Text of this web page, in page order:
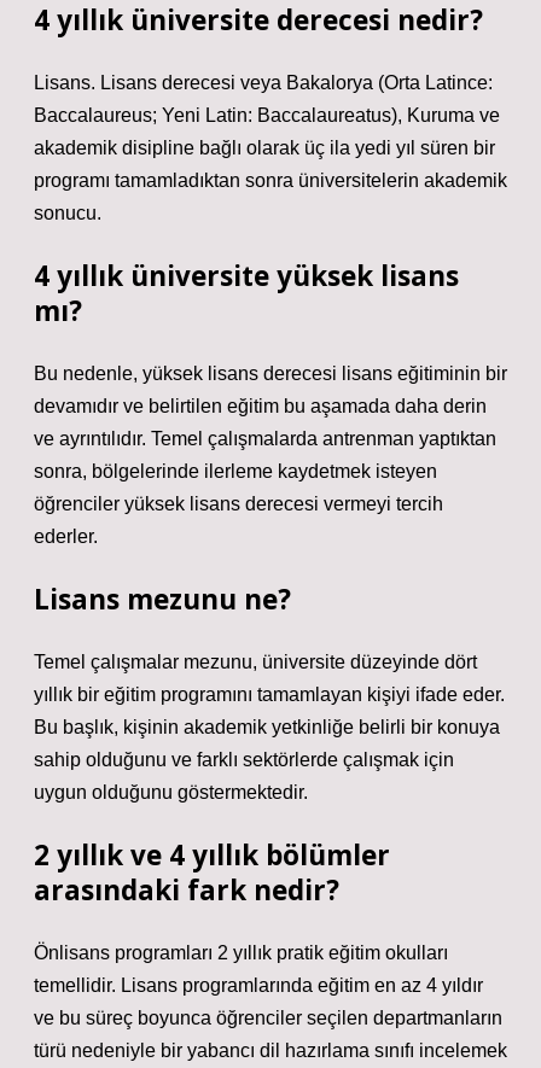
4 yıllık üniversite derecesi nedir?
Lisans. Lisans derecesi veya Bakalorya (Orta Latince:
Baccalaureus; Yeni Latin: Baccalaureatus), Kuruma ve
akademik disipline bağlı olarak üç ila yedi yıl süren bir
programı tamamladıktan sonra üniversitelerin akademik
sonucu.
4 yıllık üniversite yüksek lisans
mı?
Bu nedenle, yüksek lisans derecesi lisans eğitiminin bir
devamıdır ve belirtilen eğitim bu aşamada daha derin
ve ayrıntılıdır. Temel çalışmalarda antrenman yaptıktan
sonra, bölgelerinde ilerleme kaydetmek isteyen
öğrenciler yüksek lisans derecesi vermeyi tercih
ederler.
Lisans mezunu ne?
Temel çalışmalar mezunu, üniversite düzeyinde dört
yıllık bir eğitim programını tamamlayan kişiyi ifade eder.
Bu başlık, kişinin akademik yetkinliğe belirli bir konuya
sahip olduğunu ve farklı sektörlerde çalışmak için
uygun olduğunu göstermektedir.
2 yıllık ve 4 yıllık bölümler
arasındaki fark nedir?
Önlisans programları 2 yıllık pratik eğitim okulları
temellidir. Lisans programlarında eğitim en az 4 yıldır
ve bu süreç boyunca öğrenciler seçilen departmanların
türü nedeniyle bir yabancı dil hazırlama sınıfı incelemek